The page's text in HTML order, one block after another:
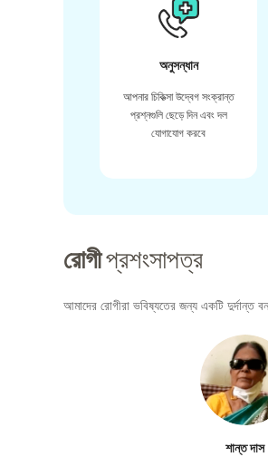
অনুসন্ধান
আপনার চিকিত্সা উদ্বেগ সংক্রান্ত
প্রশ্নগুলি ছেড়ে দিন এবং দল
যোগাযোগ করবে
রোগীপ্রশংসাপত্র
আমাদের রোগীরা ভবিষ্যতের জন্য একটি দুর্দান্ত
শান্ত দাস